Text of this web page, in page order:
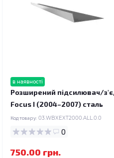
в наявності
Розширений підсилювач/
Focus I (2004–2007) сталь
Код товару: 03.WBXEXT2000.ALL.0.0
0
750.00 грн.